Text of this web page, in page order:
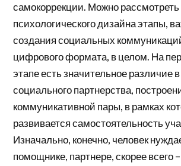
самокоррекции. Можно рассмотреть
психологического дизайна этапы,
создания социальных
цифрового формата, в целом. На
этапе есть значительное различие
социального партнерства,
коммуникативной пары, в рамках
развивается самостоятельность
Изначально, конечно, человек
помощнике, партнере, скорее всего